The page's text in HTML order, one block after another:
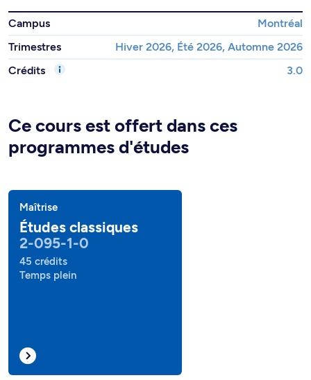
Campus
Montréal
Trimestres
Hiver 2026, Été 2026, Automne 2026
Crédits
3.0
Ce cours est offert dans ces
programmes d'études
Maîtrise
Études classiques
2-095-1-0
45 crédits
Temps plein